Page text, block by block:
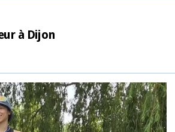
à Dijon